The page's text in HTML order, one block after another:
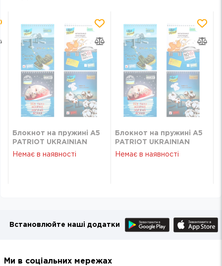
Блокнот на пружині А5
PATRIOT UKRAINIAN
DREAMS 48 арк клітинка
Немає в наявності
Блокнот на пружині А5
PATRIOT UKRAINIAN
DREAMS 48 арк клітинка
Немає в наявності
Встановлюйте наші додатки
Ми в соціальних мережах